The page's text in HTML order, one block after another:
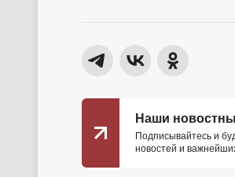
Наши
Подписывайтесь и
новостей и